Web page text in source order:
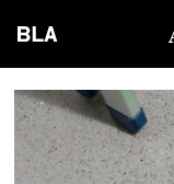
Tag: